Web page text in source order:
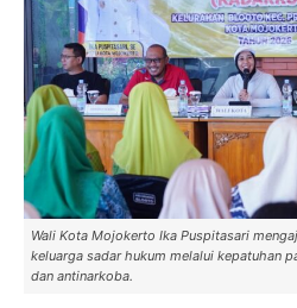
Wali Kota Mojokerto Ika Puspitasari
keluarga sadar hukum melalui kepatuhan
dan antinarkoba.